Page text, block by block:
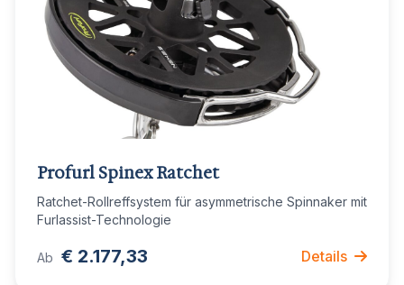
Profurl Spinex Ratchet
Ratchet-Rollreffsystem für asymmetrische Spinnaker mit
Furlassist-Technologie
Ab € 2.177,33 Details